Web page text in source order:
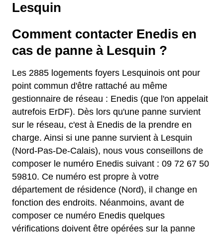
Lesquin
Comment contacter Enedis en
cas de panne à Lesquin ?
Les 2885 logements foyers Lesquinois ont pour
point commun d'être rattaché au même
gestionnaire de réseau : Enedis (que l'on appelait
autrefois ErDF). Dès lors qu'une panne survient
sur le réseau, c'est à Enedis de la prendre en
charge. Ainsi si une panne survient à Lesquin
(Nord-Pas-De-Calais), nous vous conseillons de
composer le numéro Enedis suivant : 09 72 67 50
59810. Ce numéro est propre à votre
département de résidence (Nord), il change en
fonction des endroits. Néanmoins, avant de
composer ce numéro Enedis quelques
vérifications doivent être opérées sur la panne